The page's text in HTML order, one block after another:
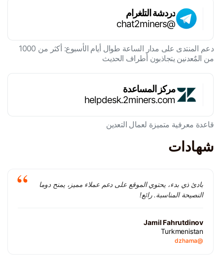
دردشة التلغرام
@chat2miners
دعم المنتدى على مدار الساعة طوال أيام الأسبوع: أكثر من 1000
من المٌعدنين يتجاذبون أطراف الحديث
مركز المساعدة
helpdesk.2miners.com
قاعدة معرفية متميزة لعمال التعدين
شهادات
بادئ ذي بدء، يحتوي الموقع على دعم عملاء مميز، يمنح دوما
النصيحة المناسبة. رائع!
Jamil Fahrutdinov
Turkmenistan
@dzhama